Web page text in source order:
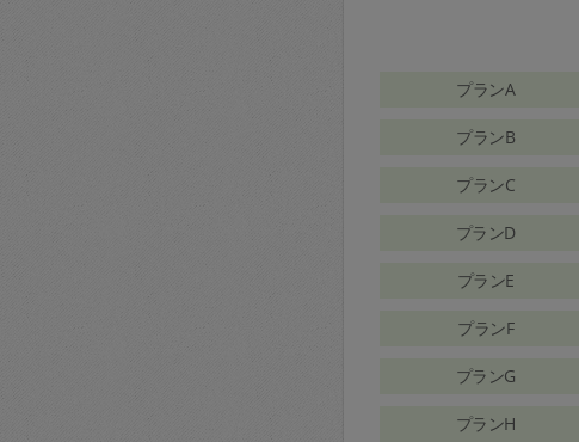
プランA
プランB
プランC
プランD
プランE
プランF
プランG
プランH